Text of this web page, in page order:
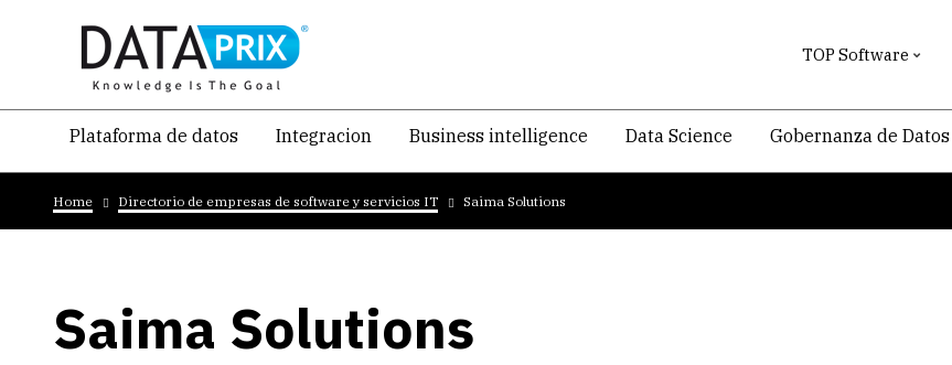
content
TOP Software
Navegacion
temática
principal
Plataforma de datos Integracion Business intelligence Data Science Gobernanza de Datos
Breadcrumb
Home Directorio de empresas de software y servicios IT Saima Solutions
Saima Solutions